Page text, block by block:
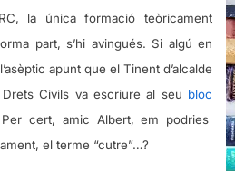
la única formació teòricament
part, s’hi avingués. Si algú en
apunt que el Tinent d’alcalde
Drets Civils va escriure al seu bloc
cert, amic Albert, em podries
el terme “cutre”…?